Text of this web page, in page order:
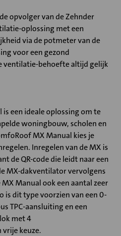
opvolger van de Zehnder
oplossing met een
via de potmeter van de
voor een gezond
ventilatie-behoefte altijd gelijk
een ideale oplossing om te
woningbouw, scholen en
MX Manual kies je
Inregelen van de MX is
de QR-code die leidt naar een
MX-dakventilator vervolgens
Manual ook een aantal zeer
is dit type voorzien van een 0-
TPC-aansluiting en een
met 4
vrije keuze.